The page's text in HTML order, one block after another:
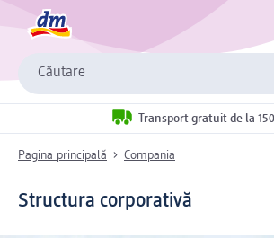
Căutare
Transport gratuit de la
Pagina principală Compania
Structura corporativă